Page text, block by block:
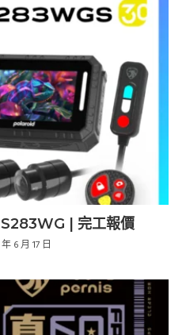
| 完工報價
6 月 17 日